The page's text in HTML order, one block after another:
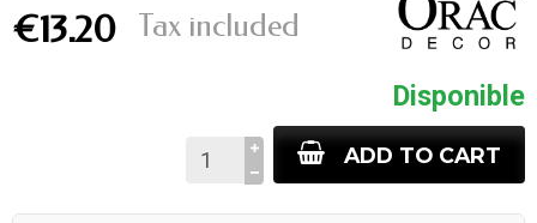
€13.20 Tax included
Disponible
ADD TO CART